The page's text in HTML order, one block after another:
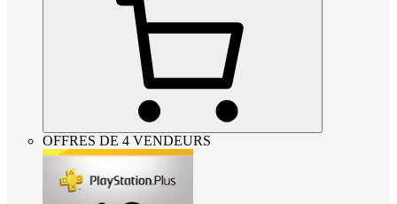
OFFRES DE 4 VENDEURS